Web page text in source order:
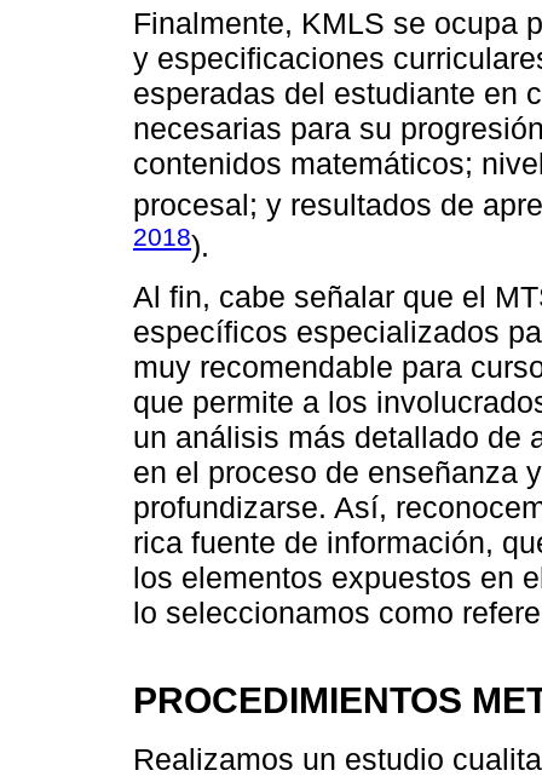
Finalmente, KMLS se ocupa
y especificaciones
esperadas del estudiante en
necesarias para su
contenidos matemáticos;
procesal; y resultados de
2018).
Al fin, cabe señalar que el
específicos especializados
muy recomendable para
que permite a los
un análisis más detallado de
en el proceso de enseñanza
profundizarse. Así,
rica fuente de información,
los elementos expuestos en
lo seleccionamos como
PROCEDIMIENTOS
Realizamos un estudio